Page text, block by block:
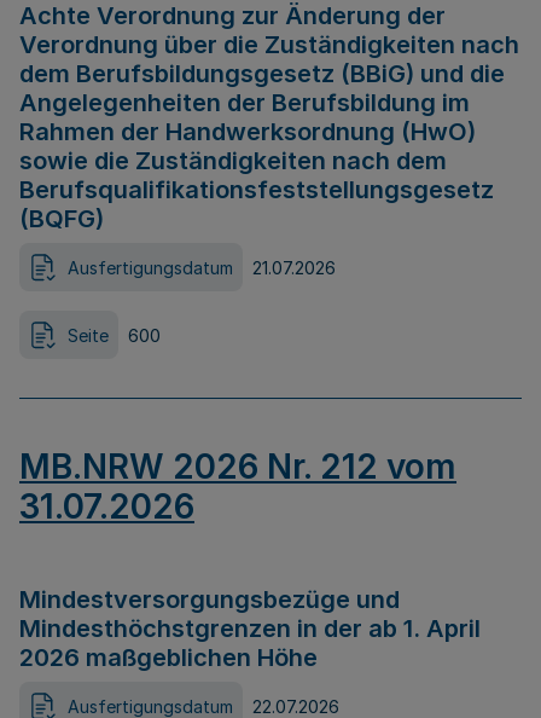
Achte Verordnung zur Änderung der
Verordnung über die Zuständigkeiten nach
dem Berufsbildungsgesetz (BBiG) und die
Angelegenheiten der Berufsbildung im
Rahmen der Handwerksordnung (HwO)
sowie die Zuständigkeiten nach dem
Berufsqualifikationsfeststellungsgesetz
(BQFG)
Ausfertigungsdatum 21.07.2026
Seite 600
MB.NRW 2026 Nr. 212 vom
31.07.2026
Mindestversorgungsbezüge und
Mindesthöchstgrenzen in der ab 1. April
2026 maßgeblichen Höhe
Ausfertigungsdatum 22.07.2026